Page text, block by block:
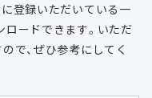
登録いただいている一
ードできます。いただ
で、ぜひ参考にしてく